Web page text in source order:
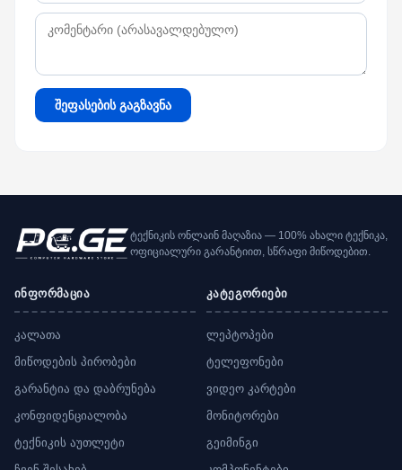
შეფასების გაგზავნა
ტექნიკის ონლაინ მაღაზია — 100% ახალი ტექნიკა,
ოფიციალური გარანტიით, სწრაფი მიწოდებით.
ინფორმაცია
კალათა
მიწოდების პირობები
გარანტია და დაბრუნება
კონფიდენციალობა
ტექნიკის აუთლეტი
კატეგორიები
ლეპტოპები
ტელეფონები
ვიდეო კარტები
მონიტორები
გეიმინგი